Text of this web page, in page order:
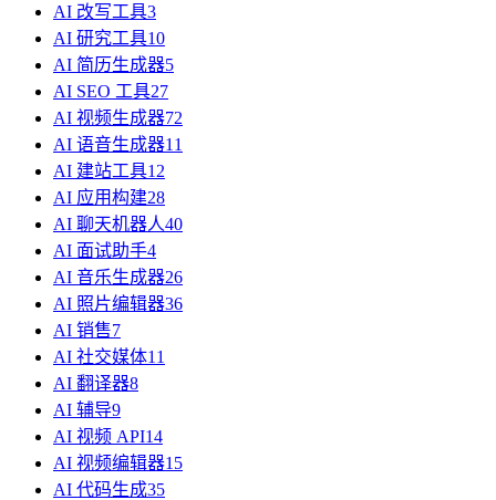
AI 改写工具3
AI 研究工具10
AI 简历生成器5
AI SEO 工具27
AI 视频生成器72
AI 语音生成器11
AI 建站工具12
AI 应用构建28
AI 聊天机器人40
AI 面试助手4
AI 音乐生成器26
AI 照片编辑器36
AI 销售7
AI 社交媒体11
AI 翻译器8
AI 辅导9
AI 视频 API14
AI 视频编辑器15
AI 代码生成35